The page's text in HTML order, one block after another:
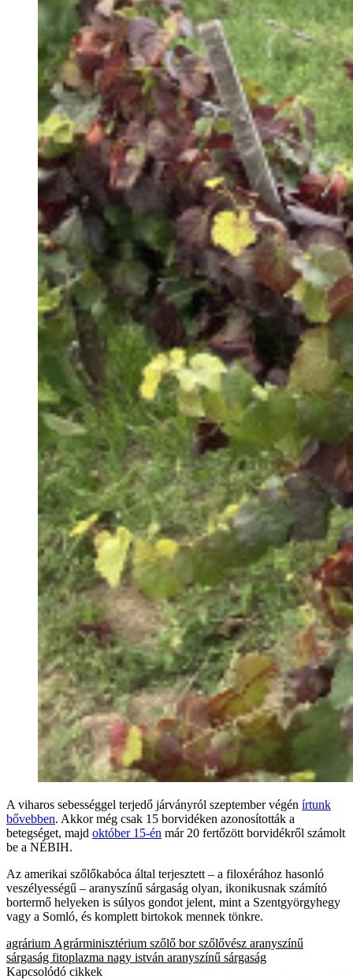
A viharos sebességgel terjedő járványról szeptember végén írtunk
bővebben. Akkor még csak 15 borvidéken azonosították a
betegséget, majd október 15-én már 20 fertőzött borvidékről számolt
be a NÉBIH.
Az amerikai szőlőkabóca által terjesztett – a filoxérához hasonló
veszélyességű – aranyszínű sárgaság olyan, ikonikusnak számító
bortermő helyeken is súlyos gondot jelent, mint a Szentgyörgyhegy
vagy a Somló, és komplett birtokok mennek tönkre.
agrárium Agrárminisztérium szőlő bor szőlővész aranyszínű
sárgaság fitoplazma nagy istván aranyszínű sárgaság
Kapcsolódó cikkek